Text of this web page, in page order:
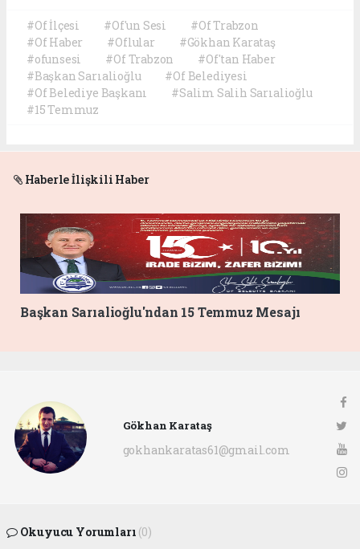
#Of İlçesi #Of'un Sesi
#Of Trabzon
#Of Haber
#Oflular
#Gökhan Karataş
#ofunsesi
#Of Trabzon
#Of'tan Haber
#Başkan Sarıalioğlu
#Of Belediyesi
#Of Belediye Başkanı
#Salim Salih Sarıalioğlu
#15 Temmuz
Haberle İlişkili Haber
Başkan Sarıalioğlu'ndan 15 Temmuz Mesajı
Gökhan Karataş
gokhankaratas61@gmail.com
Okuyucu Yorumları (0)